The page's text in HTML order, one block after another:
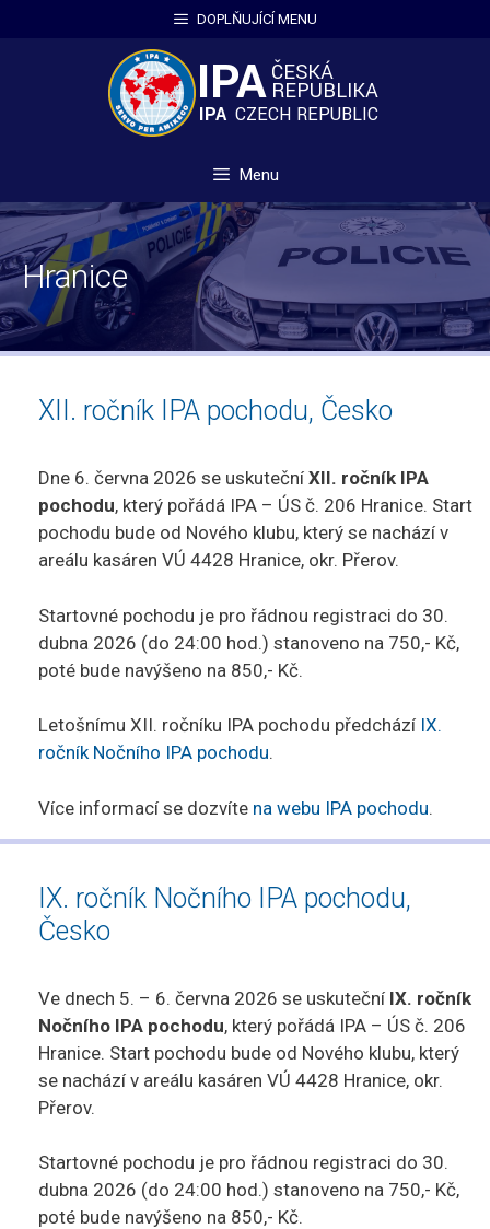
DOPLŇUJÍCÍ MENU
Menu
Hranice
XII. ročník IPA pochodu, Česko
Dne 6. června 2026 se uskuteční XII. ročník IPA
pochodu, který pořádá IPA – ÚS č. 206 Hranice. Start
pochodu bude od Nového klubu, který se nachází v
areálu kasáren VÚ 4428 Hranice, okr. Přerov.
Startovné pochodu je pro řádnou registraci do 30.
dubna 2026 (do 24:00 hod.) stanoveno na 750,- Kč,
poté bude navýšeno na 850,- Kč.
Letošnímu XII. ročníku IPA pochodu předchází IX.
ročník Nočního IPA pochodu.
Více informací se dozvíte na webu IPA pochodu.
IX. ročník Nočního IPA pochodu,
Česko
Ve dnech 5. – 6. června 2026 se uskuteční IX. ročník
Nočního IPA pochodu, který pořádá IPA – ÚS č. 206
Hranice. Start pochodu bude od Nového klubu, který
se nachází v areálu kasáren VÚ 4428 Hranice, okr.
Přerov.
Startovné pochodu je pro řádnou registraci do 30.
dubna 2026 (do 24:00 hod.) stanoveno na 750,- Kč,
poté bude navýšeno na 850,- Kč.